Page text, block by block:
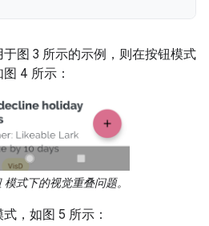
图 3 所示的示例，则在按钮模式
4 所示：
模式下的视觉重叠问题。
，如图 5 所示：